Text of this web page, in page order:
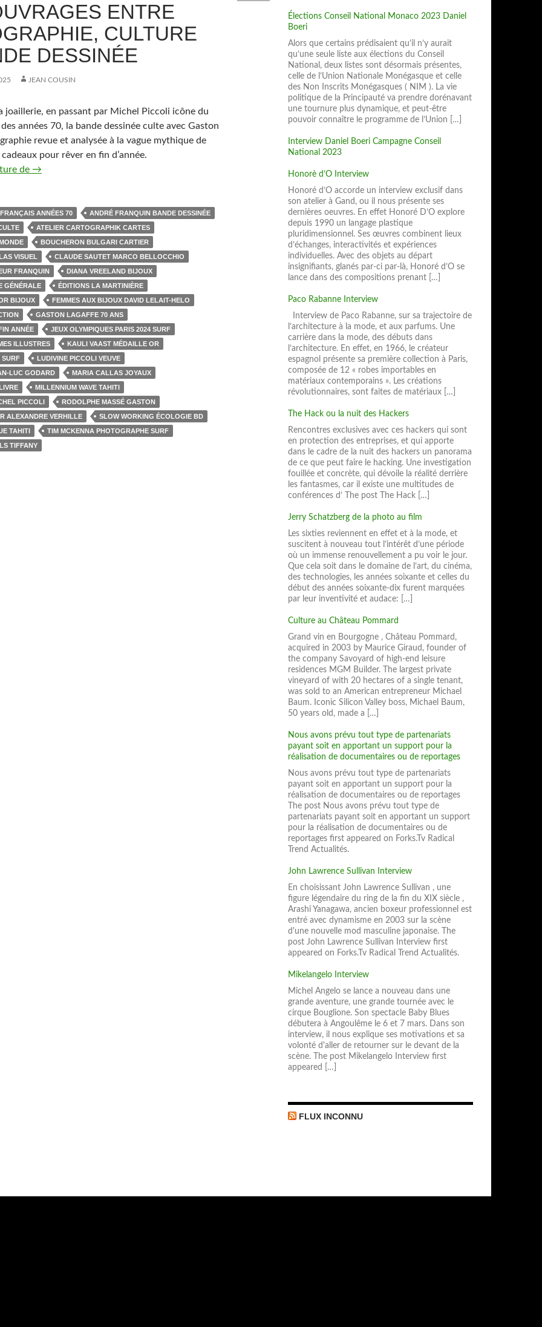
ENTRE
CULTURE
DESSINÉE
JEAN COUSIN
joaillerie, en passant par Michel Piccoli icône du
années 70, la bande dessinée culte avec Gaston
revue et analysée à la vague mythique de
pour rêver en fin d’année.
de Cinq ouvrages entre photographie, culture et bande dessinée
→
ANNÉES 70
ANDRÉ FRANQUIN BANDE DESSINÉE
ATELIER CARTOGRAPHIK CARTES
BOUCHERON BULGARI CARTIER
VISUEL
CLAUDE SAUTET MARCO BELLOCCHIO
FRANQUIN
DIANA VREELAND BIJOUX
GÉNÉRALE
ÉDITIONS LA MARTINIÈRE
BIJOUX
FEMMES AUX BIJOUX DAVID LELAIT-HELO
GASTON LAGAFFE 70 ANS
ANNÉE
JEUX OLYMPIQUES PARIS 2024 SURF
ILLUSTRES
KAULI VAAST MÉDAILLE OR
SURF
LUDIVINE PICCOLI VEUVE
LUC GODARD
MARIA CALLAS JOYAUX
MILLENNIUM WAVE TAHITI
PICCOLI
RODOLPHE MASSÉ GASTON
ALEXANDRE VERHILLE
SLOW WORKING ÉCOLOGIE BD
TAHITI
TIM MCKENNA PHOTOGRAPHE SURF
TIFFANY
Élections Conseil National Monaco 2023 Daniel
Boeri
Alors que certains prédisaient qu’il n’y aurait
qu’une seule liste aux élections du Conseil
National, deux listes sont désormais présentes,
celle de l’Union Nationale Monégasque et celle
des Non Inscrits Monégasques ( NIM ). La vie
politique de la Principauté va prendre dorénavant
une tournure plus dynamique, et peut-être
pouvoir connaître le programme de l’Union […]
Interview Daniel Boeri Campagne Conseil
National 2023
Honorè d’O Interview
Honoré d’O accorde un interview exclusif dans
son atelier à Gand, ou il nous présente ses
dernières oeuvres. En effet Honoré D’O explore
depuis 1990 un langage plastique
pluridimensionnel. Ses œuvres combinent lieux
d’échanges, interactivités et expériences
individuelles. Avec des objets au départ
insignifiants, glanés par-ci par-là, Honoré d’O se
lance dans des compositions prenant […]
Paco Rabanne Interview
Interview de Paco Rabanne, sur sa trajectoire de
l’architecture à la mode, et aux parfums. Une
carrière dans la mode, des débuts dans
l’architecture. En effet, en 1966, le créateur
espagnol présente sa première collection à Paris,
composée de 12 « robes importables en
matériaux contemporains ». Les créations
révolutionnaires, sont faites de matériaux […]
The Hack ou la nuit des Hackers
Rencontres exclusives avec ces hackers qui sont
en protection des entreprises, et qui apporte
dans le cadre de la nuit des hackers un panorama
de ce que peut faire le hacking. Une investigation
fouillée et concrète, qui dévoile la réalité derrière
les fantasmes, car il existe une multitudes de
conférences d’ The post The Hack […]
Jerry Schatzberg de la photo au film
Les sixties reviennent en effet et à la mode, et
suscitent à nouveau tout l’intérêt d’une période
où un immense renouvellement a pu voir le jour.
Que cela soit dans le domaine de l’art, du cinéma,
des technologies, les années soixante et celles du
début des années soixante-dix furent marquées
par leur inventivité et audace: […]
Culture au Château Pommard
Grand vin en Bourgogne , Château Pommard,
acquired in 2003 by Maurice Giraud, founder of
the company Savoyard of high-end leisure
residences MGM Builder. The largest private
vineyard of with 20 hectares of a single tenant,
was sold to an American entrepreneur Michael
Baum. Iconic Silicon Valley boss, Michael Baum,
50 years old, made a […]
Nous avons prévu tout type de partenariats
payant soit en apportant un support pour la
réalisation de documentaires ou de reportages
Nous avons prévu tout type de partenariats
payant soit en apportant un support pour la
réalisation de documentaires ou de reportages
The post Nous avons prévu tout type de
partenariats payant soit en apportant un support
pour la réalisation de documentaires ou de
reportages first appeared on Forks.Tv Radical
Trend Actualités.
John Lawrence Sullivan Interview
En choisissant John Lawrence Sullivan , une
figure légendaire du ring de la fin du XIX siècle ,
Arashi Yanagawa, ancien boxeur professionnel est
entré avec dynamisme en 2003 sur la scène
d'une nouvelle mod masculine japonaise. The
post John Lawrence Sullivan Interview first
appeared on Forks.Tv Radical Trend Actualités.
Mikelangelo Interview
Michel Angelo se lance a nouveau dans une
grande aventure, une grande tournée avec le
cirque Bouglione. Son spectacle Baby Blues
débutera à Angoulême le 6 et 7 mars. Dans son
interview, il nous explique ses motivations et sa
volonté d'aller de retourner sur le devant de la
scène. The post Mikelangelo Interview first
appeared […]
FLUX INCONNU